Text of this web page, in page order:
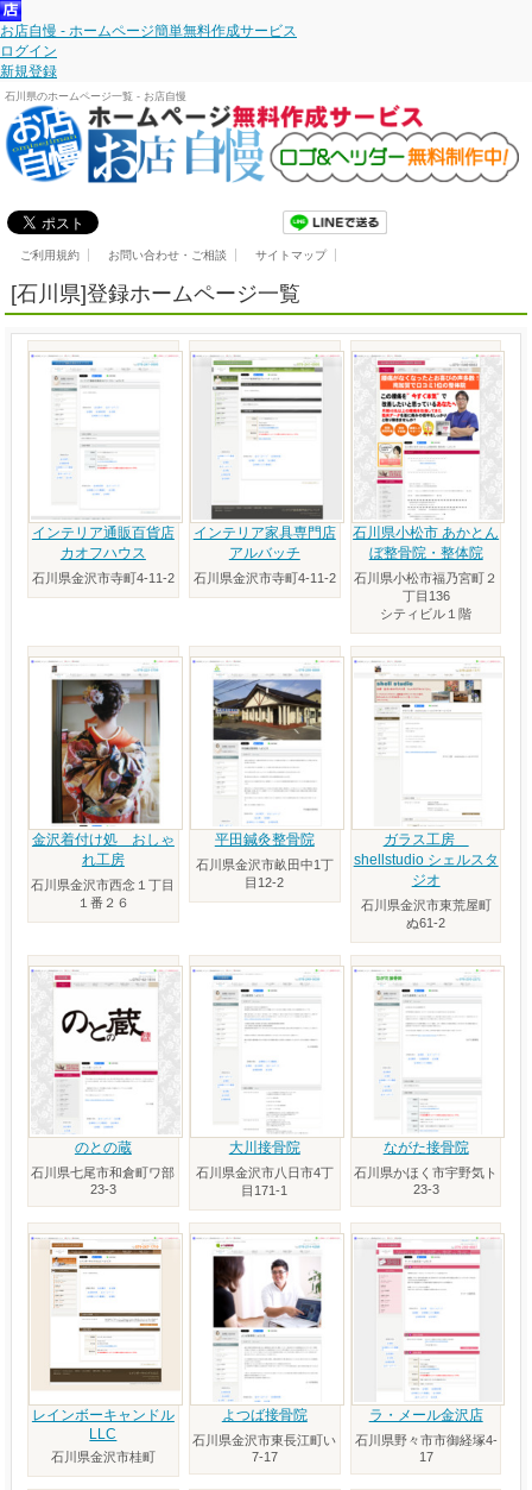
お店自慢 - ホームページ簡単無料作成サービス
ログイン
新規登録
石川県のホームページ一覧 - お店自慢
ご利用規約 お問い合わせ・ご相談 サイトマップ
[石川県]登録ホームページ一覧
インテリア通販百貨店
カオフハウス
石川県金沢市寺町4-11-2
インテリア家具専門店
アルバッチ
石川県金沢市寺町4-11-2
石川県小松市 あかとん
ぼ整骨院・整体院
石川県小松市福乃宮町２
丁目136
シティビル１階
金沢着付け処 おしゃ
れ工房
石川県金沢市西念１丁目
１番２６
平田鍼灸整骨院
石川県金沢市畝田中1丁
目12-2
ガラス工房
shellstudio シェルスタ
ジオ
石川県金沢市東荒屋町
ぬ61-2
のとの蔵
石川県七尾市和倉町ワ部
23-3
大川接骨院
石川県金沢市八日市4丁
目171-1
ながた接骨院
石川県かほく市宇野気ト
23-3
レインボーキャンドル
LLC
石川県金沢市桂町
よつば接骨院
石川県金沢市東長江町い
7-17
ラ・メール金沢店
石川県野々市市御経塚4-
17